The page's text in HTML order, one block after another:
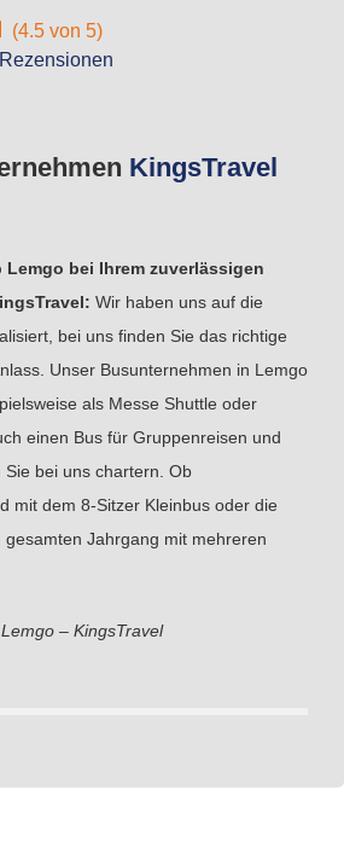
KingsTravel
Lemgo bei Ihrem zuverlässigen
Wir haben uns auf die
bei uns finden Sie das richtige
Unser Busunternehmen in Lemgo
als Messe Shuttle oder
einen Bus für Gruppenreisen und
bei uns chartern. Ob
mit dem 8-Sitzer Kleinbus oder die
gesamten Jahrgang mit mehreren
– KingsTravel
(4.5 von 5)